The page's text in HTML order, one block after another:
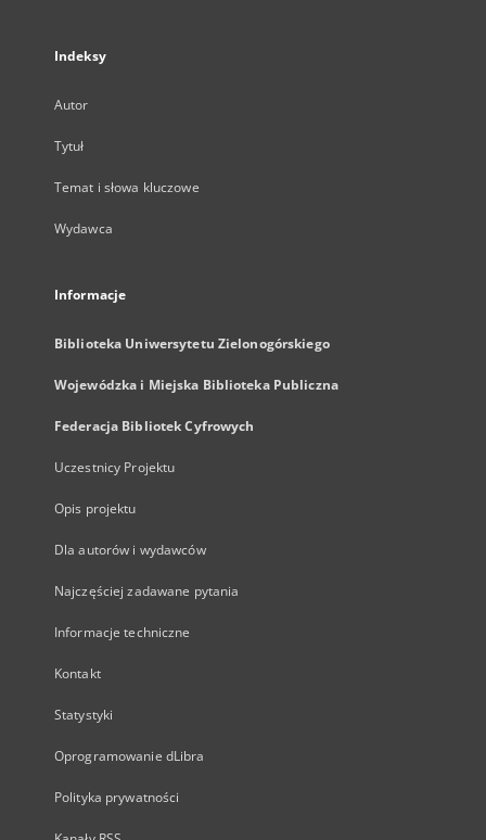
Indeksy
Autor
Tytuł
Temat i słowa kluczowe
Wydawca
Informacje
Biblioteka Uniwersytetu Zielonogórskiego
Wojewódzka i Miejska Biblioteka Publiczna
Federacja Bibliotek Cyfrowych
Uczestnicy Projektu
Opis projektu
Dla autorów i wydawców
Najczęściej zadawane pytania
Informacje techniczne
Kontakt
Statystyki
Oprogramowanie dLibra
Polityka prywatności